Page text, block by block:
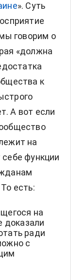
». Суть
говорим о
«должна
к
А вот если
на
функции
есть:
на
доказали
ради
с